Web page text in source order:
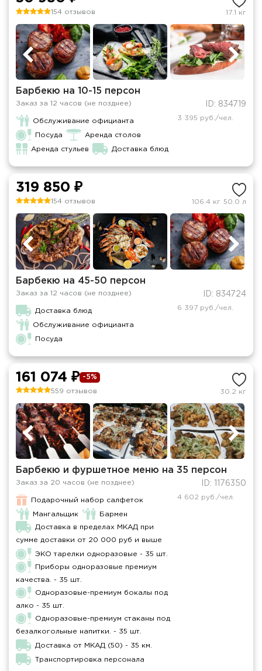
154 отзывов 17.1 кг
Барбекю на 10-15 персон
Заказ за 12 часов (не позднее) ID: 834719
Обслуживание официанта
Посуда Аренда столов
Аренда стульев Доставка блюд
3 395 руб./чел.
319 850 ₽
154 отзывов 106.4 кг 50.0 л
Барбекю на 45-50 персон
Заказ за 12 часов (не позднее) ID: 834724
Доставка блюд
Обслуживание официанта
Посуда
6 397 руб./чел.
161 074 ₽ -5%
559 отзывов 30.2 кг
Барбекю и фуршетное меню на 35 персон
Заказ за 20 часов (не позднее) ID: 1176350
Подарочный набор салфеток
Мангальщик
Бармен
Доставка в пределах МКАД при
сумме доставки от 20 000 руб и выше
ЭКО тарелки одноразовые - 35 шт.
Приборы одноразовые премиум
качества. - 35 шт.
Одноразовые-премиум бокалы под
алко - 35 шт.
Одноразовые-премиум стаканы под
безалкогольные напитки. - 35 шт.
Доставка от МКАД (50) - 35 км.
Транспортировка персонала
4 602 руб./чел.